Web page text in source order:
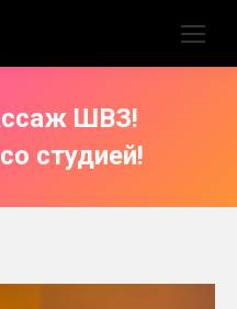
ШВЗ!
студией!